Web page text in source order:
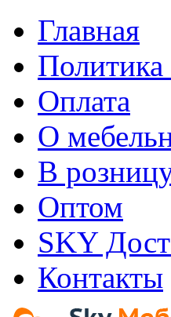
Главная
Оплата
О
В
Оптом
SKY
Контакты